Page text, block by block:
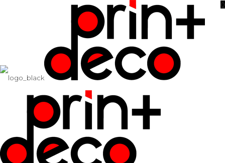
0
Фотообои и фрески — Арт. 2506 — 9 —
Смешной кролик